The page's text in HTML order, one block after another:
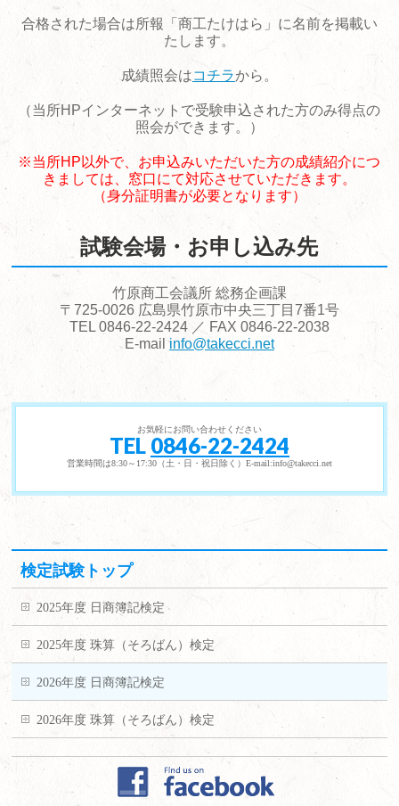
合格された場合は所報「商工たけはら」に名前を掲載い
たします。
成績照会はコチラから。
（当所HPインターネットで受験申込された方のみ得点の
照会ができます。）
※当所HP以外で、お申込みいただいた方の成績紹介につ
きましては、窓口にて対応させていただきます。
（身分証明書が必要となります）
試験会場・お申し込み先
竹原商工会議所 総務企画課
〒725-0026 広島県竹原市中央三丁目7番1号
TEL 0846-22-2424 ／ FAX 0846-22-2038
E-mailinfo@takecci.net
お気軽にお問い合わせください
TEL 0846-22-2424
営業時間は8:30～17:30（土・日・祝日除く）E-mail:info@takecci.net
検定試験トップ
2025年度 日商簿記検定
2025年度 珠算（そろばん）検定
2026年度 日商簿記検定
2026年度 珠算（そろばん）検定